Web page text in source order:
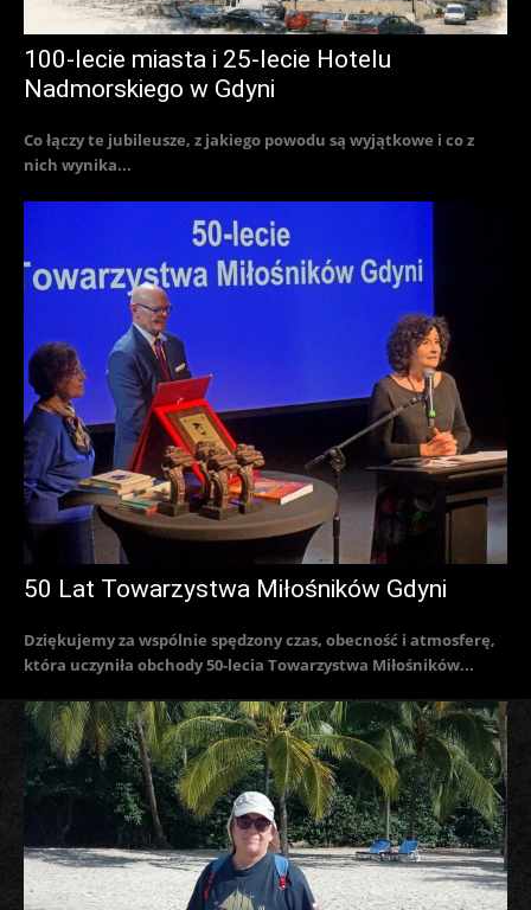
100-lecie miasta i 25-lecie Hotelu
Nadmorskiego w Gdyni
Co łączy te jubileusze, z jakiego powodu są wyjątkowe i co z
nich wynika...
50 Lat Towarzystwa Miłośników Gdyni
Dziękujemy za wspólnie spędzony czas, obecność i atmosferę,
która uczyniła obchody 50-lecia Towarzystwa Miłośników...